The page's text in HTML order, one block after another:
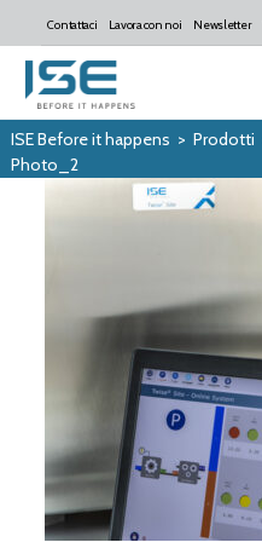
Contattaci Lavora con noi Newsletter
ISE Before it happens > Prodotti
Photo_2